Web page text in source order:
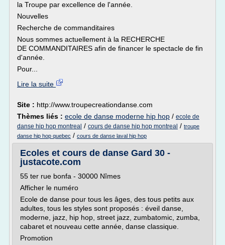
la Troupe par excellence de l'année.
Nouvelles
Recherche de commanditaires
Nous sommes actuellement à la RECHERCHE
DE COMMANDITAIRES afin de financer le spectacle de fin
d'année.
Pour...
Lire la suite
Site : http://www.troupecreationdanse.com
Thèmes liés : ecole de danse moderne hip hop / ecole de
danse hip hop montreal / cours de danse hip hop montreal / troupe
danse hip hop quebec / cours de danse laval hip hop
Ecoles et cours de danse Gard 30 -
justacote.com
55 ter rue bonfa - 30000 Nîmes
Afficher le numéro
Ecole de danse pour tous les âges, des tous petits aux
adultes, tous les styles sont proposés : éveil danse,
moderne, jazz, hip hop, street jazz, zumbatomic, zumba,
cabaret et nouveau cette année, danse classique.
Promotion